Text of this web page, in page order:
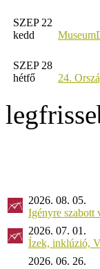
SZEP 22
kedd
SZEP 28
hétfő
24.
2026. 08. 05.
Igényre szabott
2026. 07. 01.
Ízek, inklúzió,
2026. 06. 26.